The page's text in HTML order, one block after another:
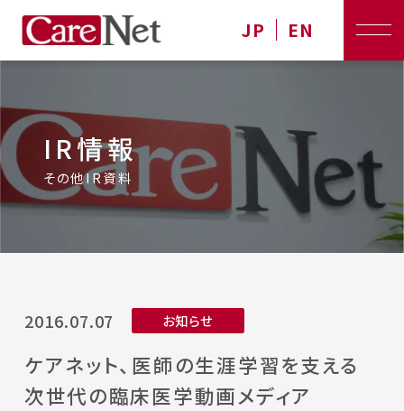
JP EN
IR情報
その他IR資料
2016.07.07 お知らせ
ケアネット、医師の生涯学習を支える
次世代の臨床医学動画メディア